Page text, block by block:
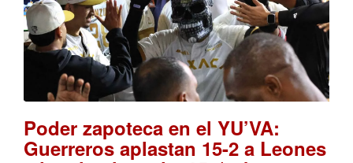
Poder zapoteca en el YU’VA:
Guerreros aplastan 15-2 a Leones